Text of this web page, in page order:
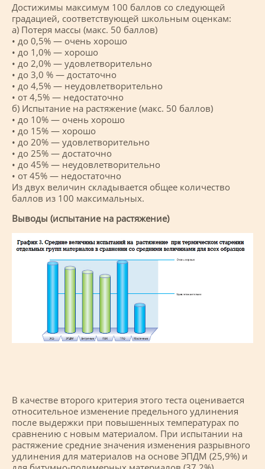
Достижимы максимум 100 баллов со следующей
градацией, соответствующей школьным оценкам:
а) Потеря массы (макс. 50 баллов)
• до 0,5% — очень хорошо
• до 1,0% — хорошо
• до 2,0% — удовлетворительно
• до 3,0 % — достаточно
• до 4,5% — неудовлетворительно
• от 4,5% — недостаточно
б) Испытание на растяжение (макс. 50 баллов)
• до 10% — очень хорошо
• до 15% — хорошо
• до 20% — удовлетворительно
• до 25% — достаточно
• до 45% — неудовлетворительно
• от 45% — недостаточно
Из двух величин складывается общее количество
баллов из 100 максимальных.
Выводы (испытание на растяжение)
В качестве второго критерия этого теста оценивается
относительное изменение предельного удлинения
после выдержки при повышенных температурах по
сравнению с новым материалом. При испытании на
растяжение средние значения изменения разрывного
удлинения для материалов на основе ЭПДМ (25,9%) и